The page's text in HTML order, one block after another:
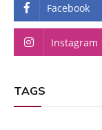
Facebook
Instagram
TAGS